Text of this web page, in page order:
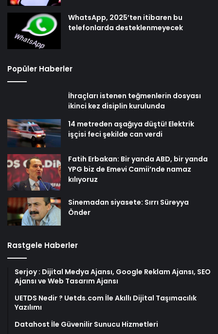
WhatsApp, 2025’ten itibaren bu
telefonlarda desteklenmeyecek
Popüler Haberler
İhraçları istenen teğmenlerin dosyası
ikinci kez disiplin kurulunda
14 metreden aşağıya düştü! Elektrik
işçisi feci şekilde can verdi
Fatih Erbakan: Bir yanda ABD, bir yanda
YPG biz de Emevi Camii’nde namaz
kılıyoruz
Sinemadan siyasete: Sırrı Süreyya
Önder
Rastgele Haberler
Serjoy : Dijital Medya Ajansı, Google Reklam Ajansı, SEO
Ajansı ve Web Tasarım Ajansı
UETDS Nedir ? Uetds.com İle Akıllı Dijital Taşımacılık
Yazılımı
Datahost İle Güvenilir Sunucu Hizmetleri